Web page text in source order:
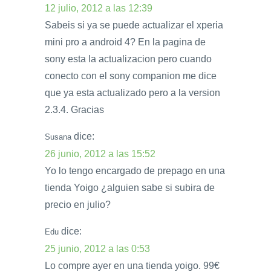
12 julio, 2012 a las 12:39
Sabeis si ya se puede actualizar el xperia
mini pro a android 4? En la pagina de
sony esta la actualizacion pero cuando
conecto con el sony companion me dice
que ya esta actualizado pero a la version
2.3.4. Gracias
Susana dice:
26 junio, 2012 a las 15:52
Yo lo tengo encargado de prepago en una
tienda Yoigo ¿alguien sabe si subira de
precio en julio?
Edu dice:
25 junio, 2012 a las 0:53
Lo compre ayer en una tienda yoigo. 99€